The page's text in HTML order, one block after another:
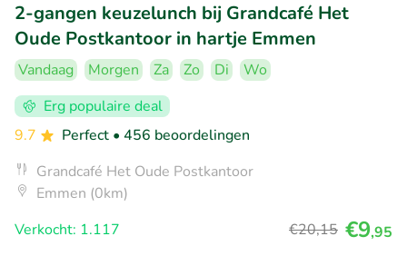
2-gangen keuzelunch bij Grandcafé Het
Oude Postkantoor in hartje Emmen
Vandaag Morgen Za Zo Di
Wo
Erg populaire deal
9.7
Perfect • 456 beoordelingen
Grandcafé Het Oude Postkantoor
Emmen (0km)
Verkocht: 1.117
€20,15 €9,95